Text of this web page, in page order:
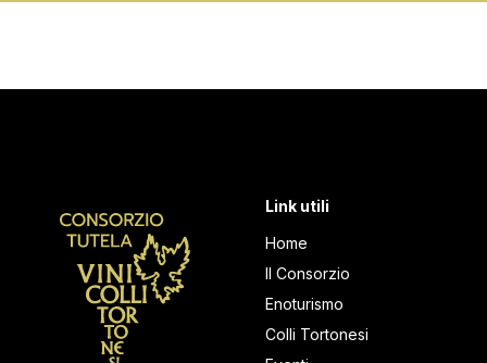
Link utili
Home
Il Consorzio
Enoturismo
Colli Tortonesi